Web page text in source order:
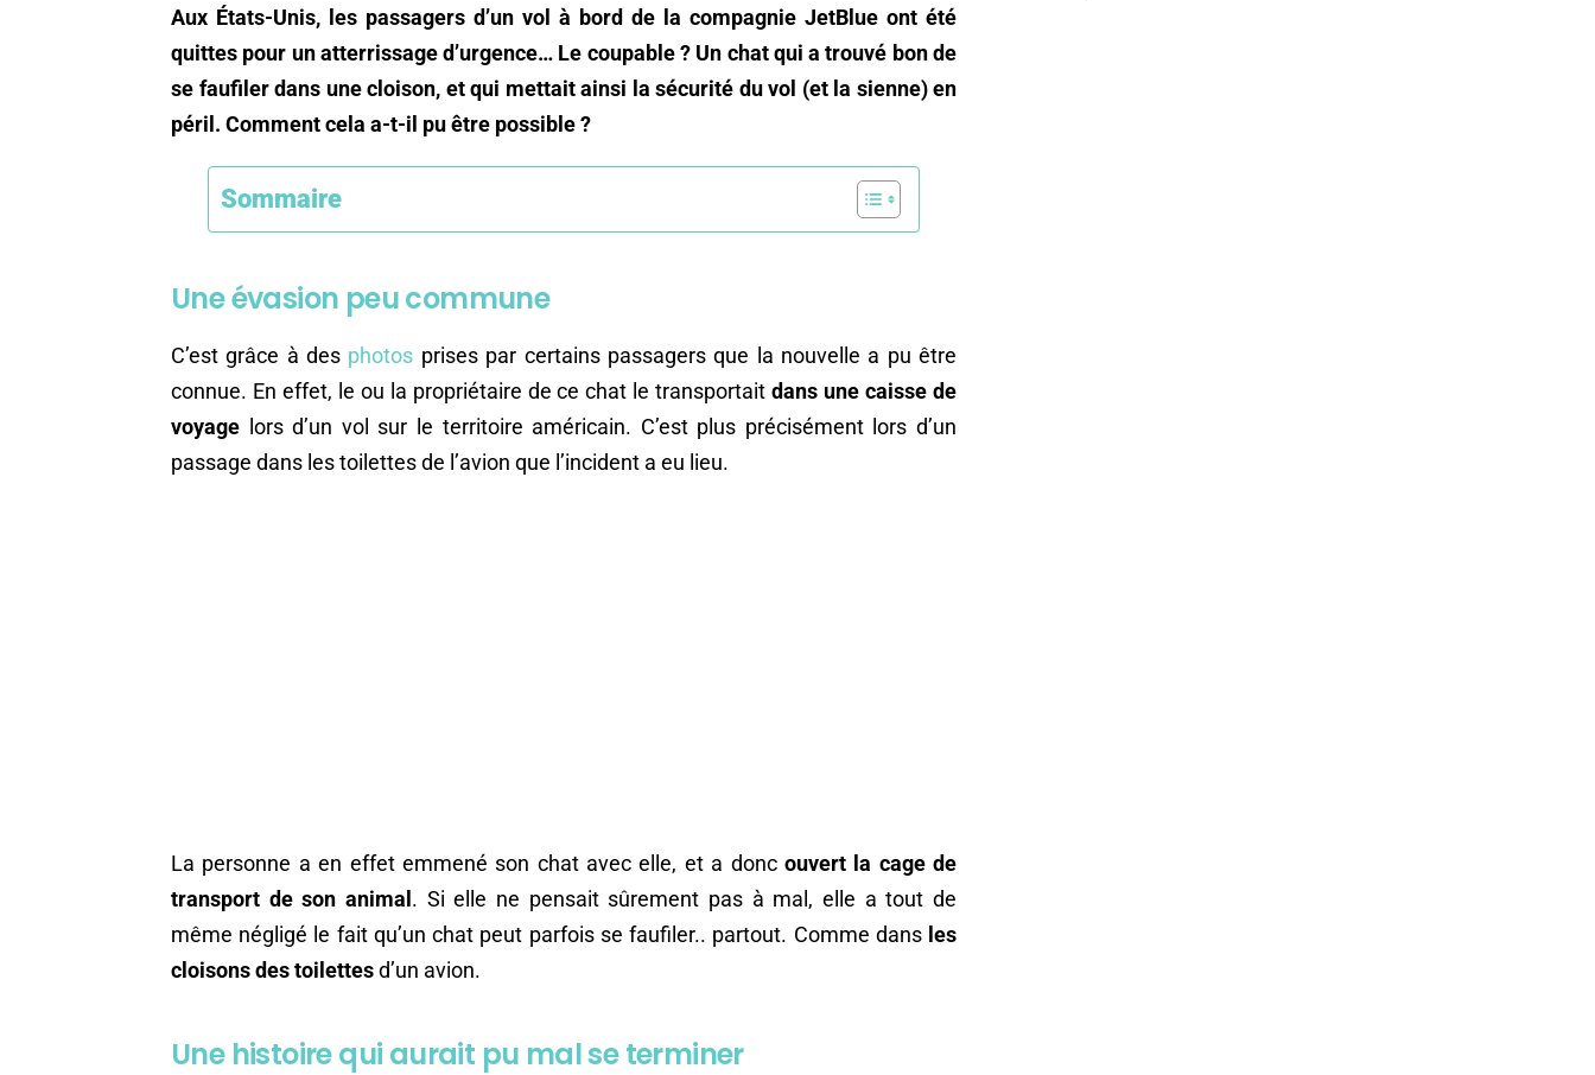
Aux États-Unis, les passagers d’un vol à bord de la compagnie JetBlue ont été
quittes pour un atterrissage d’urgence… Le coupable ? Un chat qui a trouvé bon de
se faufiler dans une cloison, et qui mettait ainsi la sécurité du vol (et la sienne) en
péril. Comment cela a-t-il pu être possible ?
Sommaire
Une évasion peu commune
C’est grâce à des photos prises par certains passagers que la nouvelle a pu être
connue. En effet, le ou la propriétaire de ce chat le transportaitdans une caisse de
voyage lors d’un vol sur le territoire américain. C’est plus précisément lors d’un
passage dans les toilettes de l’avion que l’incident a eu lieu.
La personne a en effet emmené son chat avec elle, et a doncouvert la cage de
transport de son animal. Si elle ne pensait sûrement pas à mal, elle a tout de
même négligé le fait qu’un chat peut parfois se faufiler.. partout. Comme dansles
cloisons des toilettesd’un avion.
Une histoire qui aurait pu mal se terminer